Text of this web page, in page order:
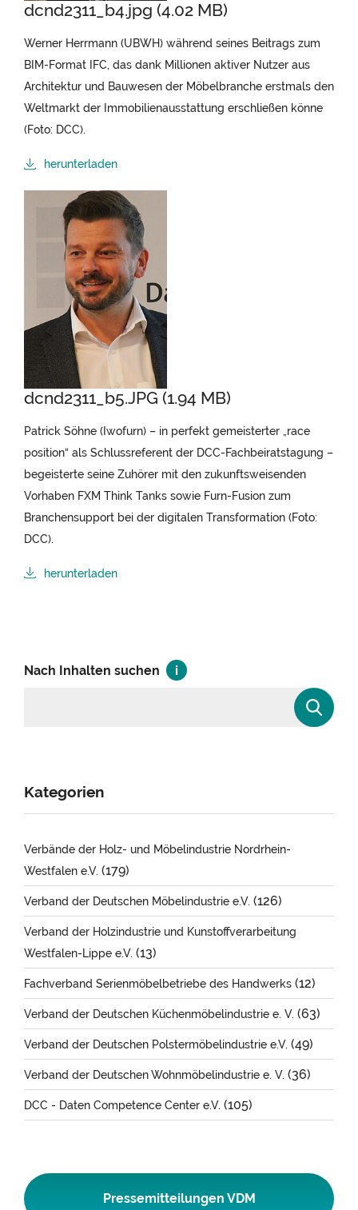
Nach Inhalten suchen
Kategorien
Verbände der Holz- und Möbelindustrie Nordrhein-
Westfalen e.V. (179)
Verband der Deutschen Möbelindustrie e.V. (126)
Verband der Holzindustrie und Kunstoffverarbeitung
Westfalen-Lippe e.V. (13)
Fachverband Serienmöbelbetriebe des Handwerks (12)
Verband der Deutschen Küchenmöbelindustrie e. V. (63)
Verband der Deutschen Polstermöbelindustrie e.V. (49)
Verband der Deutschen Wohnmöbelindustrie e. V. (36)
DCC - Daten Competence Center e.V. (105)
Pressemitteilungen VDM
dcnd2311_b4.jpg (4.02 MB)
Werner Herrmann (UBWH) während seines Beitrags zum
BIM-Format IFC, das dank Millionen aktiver Nutzer aus
Architektur und Bauwesen der Möbelbranche erstmals den
Weltmarkt der Immobilienausstattung erschließen könne
(Foto: DCC).
herunterladen
dcnd2311_b5.JPG (1.94 MB)
Patrick Söhne (Iwofurn) – in perfekt gemeisterter „race
position“ als Schlussreferent der DCC-Fachbeiratstagung –
begeisterte seine Zuhörer mit den zukunftsweisenden
Vorhaben FXM Think Tanks sowie Furn-Fusion zum
Branchensupport bei der digitalen Transformation (Foto:
DCC).
herunterladen